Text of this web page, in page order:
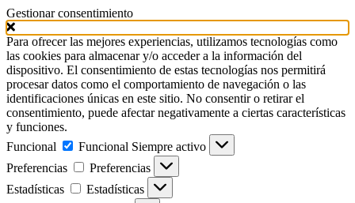
Gestionar consentimiento
Para ofrecer las mejores experiencias, utilizamos tecnologías como
las cookies para almacenar y/o acceder a la información del
dispositivo. El consentimiento de estas tecnologías nos permitirá
procesar datos como el comportamiento de navegación o las
identificaciones únicas en este sitio. No consentir o retirar el
consentimiento, puede afectar negativamente a ciertas características
y funciones.
Funcional
Funcional Siempre activo
Preferencias
Preferencias
Estadísticas
Estadísticas